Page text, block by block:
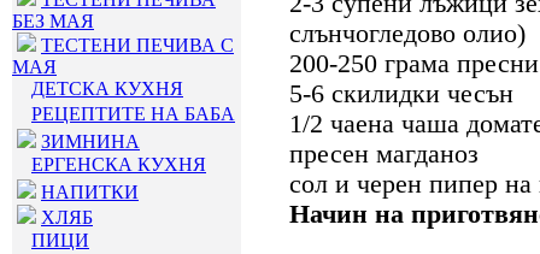
БЕЗ МАЯ
ТЕСТЕНИ ПЕЧИВА С
МАЯ
ДЕТСКА КУХНЯ
РЕЦЕПТИТЕ НА БАБА
ЗИМНИНА
ЕРГЕНСКА КУХНЯ
НАПИТКИ
ХЛЯБ
ПИЦИ
слънчогледово олио)
200-250 грама
5-6 скилидки чесън
1/2 чаена чаша
пресен магданоз
сол и черен пипер на
Начин на